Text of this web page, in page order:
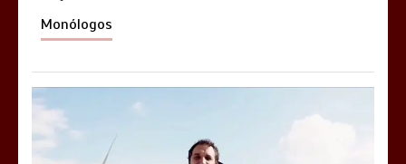
Monólogos